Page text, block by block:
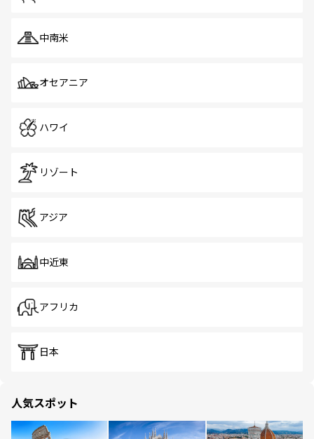
中南米
オセアニア
ハワイ
リゾート
アジア
中近東
アフリカ
日本
人気スポット